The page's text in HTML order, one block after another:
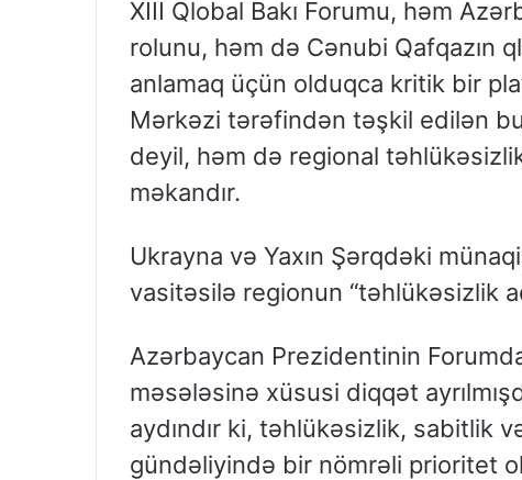
XIII Qlobal Bakı Forumu, həm
rolunu, həm də Cənubi Qafqazın
anlamaq üçün olduqca kritik bir
Mərkəzi tərəfindən təşkil edilən
deyil, həm də regional təhlükəsizlik
məkandır.
Ukrayna və Yaxın Şərqdəki
vasitəsilə regionun “təhlükəsizlik
Azərbaycan Prezidentinin
məsələsinə xüsusi diqqət
aydındır ki, təhlükəsizlik, sabitlik
gündəliyində bir nömrəli prioritet